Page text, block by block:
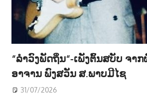
“ລຳວົງພັດຖິ່ນ“-ເພັງຕົ້ນສບັບ ຈາ
ອາຈານ ພົງສວັນ ສ.ພາບມີໄຊ
31/07/2026